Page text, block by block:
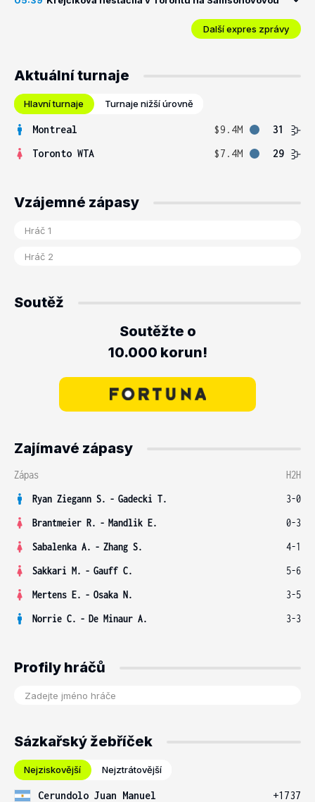
Další expres zprávy
Aktuální turnaje
Hlavní turnaje Turnaje nižší úrovně
Montreal $9.4M
31
Toronto WTA
$7.4M 29
Vzájemné zápasy
Soutěž
Soutěžte o
10.000 korun!
Zajímavé zápasy
Zápas
H2H
Ryan Ziegann S. - Gadecki T.
3-0
Brantmeier R. - Mandlik E.
0-3
Sabalenka A. - Zhang S.
4-1
Sakkari M. - Gauff C.
5-6
Mertens E. - Osaka N.
3-5
Norrie C. - De Minaur A. 3-3
Profily hráčů
Sázkařský žebříček
Nejziskovější Nejztrátovější
Cerundolo Juan Manuel
+1737